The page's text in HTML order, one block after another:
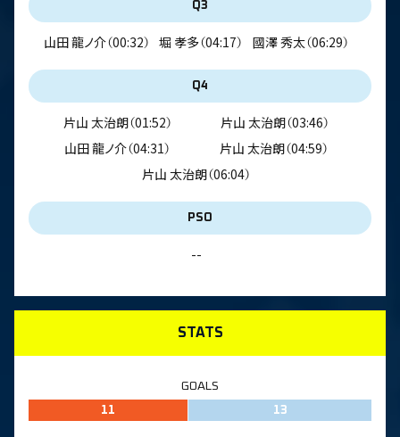
Q3
山田 龍ノ介（00:32） 堀 孝多（04:17） 國澤 秀太（06:29）
Q4
片山 太治朗（01:52） 片山 太治朗（03:46）
山田 龍ノ介（04:31） 片山 太治朗（04:59）
片山 太治朗（06:04）
PSO
--
STATS
GOALS
11
13